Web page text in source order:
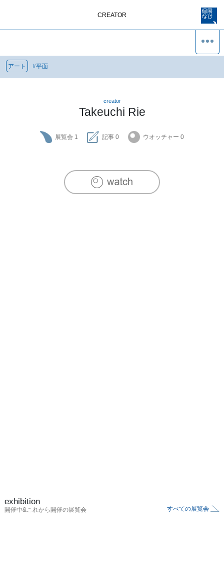
CREATOR
アート #平面
creator
Takeuchi Rie
展覧会 1 記事 0 ウオッチャー 0
exhibition
開催中&これから開催の展覧会 すべての展覧会